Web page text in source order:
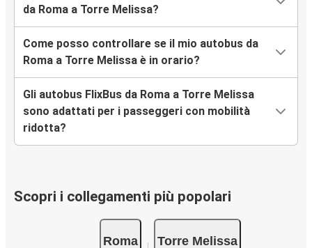
da Roma a Torre Melissa?
Come posso controllare se il mio autobus da
Roma a Torre Melissa è in orario?
Gli autobus FlixBus da Roma a Torre Melissa
sono adattati per i passeggeri con mobilità
ridotta?
Scopri i collegamenti più popolari
Roma Torre Melissa